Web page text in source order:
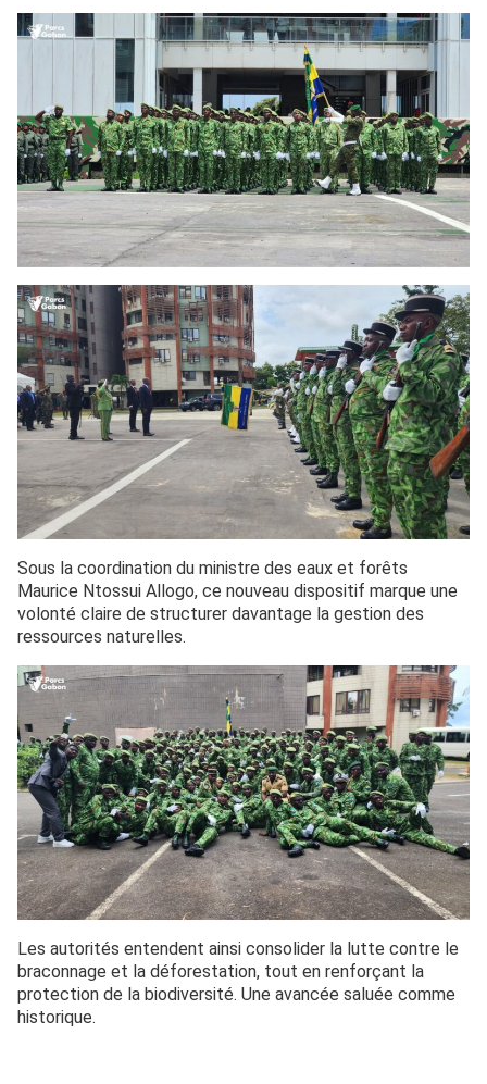
Sous la coordination du ministre des eaux et forêts
Maurice Ntossui Allogo, ce nouveau dispositif marque une
volonté claire de structurer davantage la gestion des
ressources naturelles.
Les autorités entendent ainsi consolider la lutte contre le
braconnage et la déforestation, tout en renforçant la
protection de la biodiversité. Une avancée saluée comme
historique.